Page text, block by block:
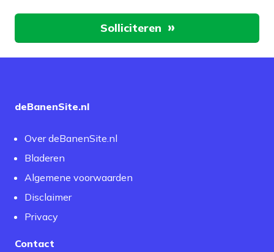
Aan de slagSolliciteren
deBanenSite.nl
Over deBanenSite.nl
Bladeren
Algemene voorwaarden
Disclaimer
Privacy
Contact